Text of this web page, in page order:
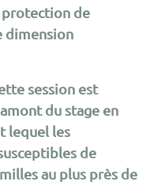
de
dimension
session est
du stage en
lequel les
de
au plus près de